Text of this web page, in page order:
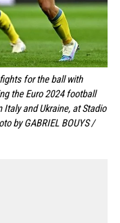
for the ball with
the Euro 2024 football
and Ukraine, at Stadio
by GABRIEL BOUYS /